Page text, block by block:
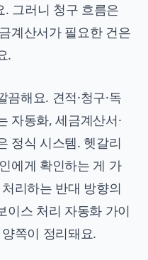
. 그러니 청구 흐름은
계산서가 필요한 건은
.
해요. 견적·청구·독
자동화, 세금계산서·
정식 시스템. 헷갈리
에게 확인하는 게 가
리하는 반대 방향의
이스 처리 자동화 가이
쪽이 정리돼요.